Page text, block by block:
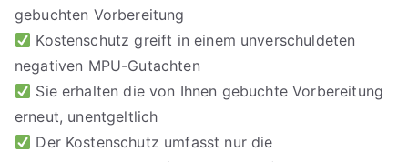
gebuchten Vorbereitung
Kostenschutz greift in einem unverschuldeten
negativen MPU-Gutachten
Sie erhalten die von Ihnen gebuchte Vorbereitung
erneut, unentgeltlich
Der Kostenschutz umfasst nur die